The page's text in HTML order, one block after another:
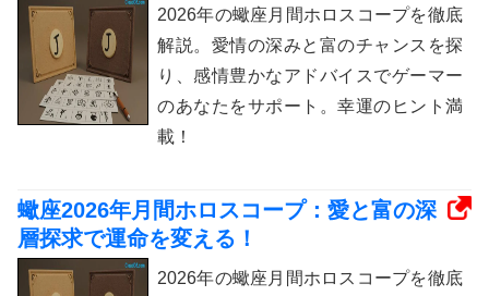
2026年の蠍座月間ホロスコープを徹底
解説。愛情の深みと富のチャンスを探
り、感情豊かなアドバイスでゲーマー
のあなたをサポート。幸運のヒント満
載！
蠍座2026年月間ホロスコープ：愛と富の深
層探求で運命を変える！
2026年の蠍座月間ホロスコープを徹底